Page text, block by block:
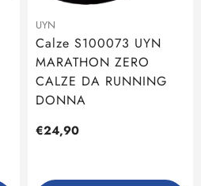
UYN
Calze S100073 UYN
MARATHON ZERO
CALZE DA RUNNING
DONNA
Prezzo
€24,90